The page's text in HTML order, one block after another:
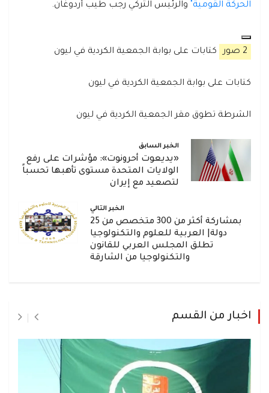
الحركة القومية"
والرئيس التركي رجب طيب أردوغان.
2 صور كتابات على بوابة الجمعية الكردية في ليون
كتابات على بوابة الجمعية الكردية في ليون
الشرطة تطوق مقر الجمعية الكردية في ليون
الخبر السابق
«يديعوت أحرونوت»: مؤشرات على رفع
الولايات المتحدة مستوى تأهبها تحسباً
لتصعيد مع إيران
الخبر التالي
بمشاركة أكثر من 300 متخصص من 25
دولة| العربية للعلوم والتكنولوجيا
تطلق المجلس العربي للقانون
والتكنولوجيا من الشارقة
اخبار من القسم